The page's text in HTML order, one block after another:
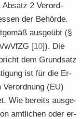
Ab­satz 2 Ver­ord­
der Be­hör­de.
aus­ge­übt (§
[10]). Die
dem Grund­satz
ist für die Er­
(EU)
Wie be­reits aus­ge­
amt­li­chen oder er­